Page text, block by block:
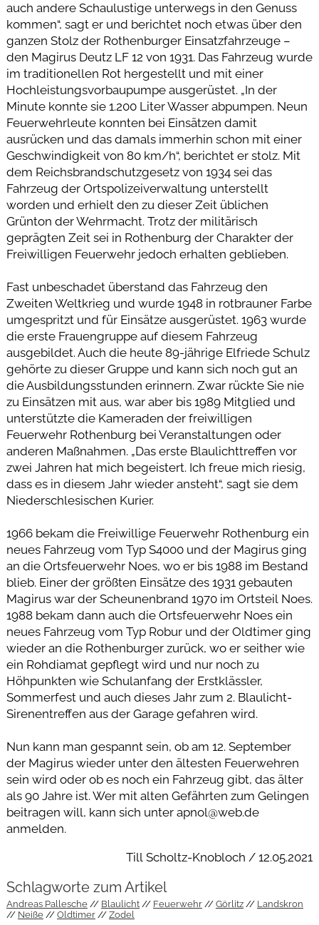
auch andere Schaulustige unterwegs in den Genuss
kommen“, sagt er und berichtet noch etwas über den
ganzen Stolz der Rothenburger Einsatzfahrzeuge –
den Magirus Deutz LF 12 von 1931. Das Fahrzeug wurde
im traditionellen Rot hergestellt und mit einer
Hochleistungsvorbaupumpe ausgerüstet. „In der
Minute konnte sie 1.200 Liter Wasser abpumpen. Neun
Feuerwehrleute konnten bei Einsätzen damit
ausrücken und das damals immerhin schon mit einer
Geschwindigkeit von 80 km/h“, berichtet er stolz. Mit
dem Reichsbrandschutzgesetz von 1934 sei das
Fahrzeug der Ortspolizeiverwaltung unterstellt
worden und erhielt den zu dieser Zeit üblichen
Grünton der Wehrmacht. Trotz der militärisch
geprägten Zeit sei in Rothenburg der Charakter der
Freiwilligen Feuerwehr jedoch erhalten geblieben.
Fast unbeschadet überstand das Fahrzeug den
Zweiten Weltkrieg und wurde 1948 in rotbrauner Farbe
umgespritzt und für Einsätze ausgerüstet. 1963 wurde
die erste Frauengruppe auf diesem Fahrzeug
ausgebildet. Auch die heute 89-jährige Elfriede Schulz
gehörte zu dieser Gruppe und kann sich noch gut an
die Ausbildungsstunden erinnern. Zwar rückte Sie nie
zu Einsätzen mit aus, war aber bis 1989 Mitglied und
unterstützte die Kameraden der freiwilligen
Feuerwehr Rothenburg bei Veranstaltungen oder
anderen Maßnahmen. „Das erste Blaulichttreffen vor
zwei Jahren hat mich begeistert. Ich freue mich riesig,
dass es in diesem Jahr wieder ansteht“, sagt sie dem
Niederschlesischen Kurier.
1966 bekam die Freiwillige Feuerwehr Rothenburg ein
neues Fahrzeug vom Typ S4000 und der Magirus ging
an die Ortsfeuerwehr Noes, wo er bis 1988 im Bestand
blieb. Einer der größten Einsätze des 1931 gebauten
Magirus war der Scheunenbrand 1970 im Ortsteil Noes.
1988 bekam dann auch die Ortsfeuerwehr Noes ein
neues Fahrzeug vom Typ Robur und der Oldtimer ging
wieder an die Rothenburger zurück, wo er seither wie
ein Rohdiamat gepflegt wird und nur noch zu
Höhpunkten wie Schulanfang der Erstklässler,
Sommerfest und auch dieses Jahr zum 2. Blaulicht-
Sirenentreffen aus der Garage gefahren wird.
Nun kann man gespannt sein, ob am 12. September
der Magirus wieder unter den ältesten Feuerwehren
sein wird oder ob es noch ein Fahrzeug gibt, das älter
als 90 Jahre ist. Wer mit alten Gefährten zum Gelingen
beitragen will, kann sich unter apnol@web.de
anmelden.
Till Scholtz-Knobloch / 12.05.2021
Schlagworte zum Artikel
Andreas Pallesche Blaulicht Feuerwehr Görlitz
Landskron
Neiße
Oldtimer Zodel